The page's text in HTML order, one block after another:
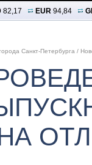
82,17 EUR 94,84
Санкт-Петербурга /